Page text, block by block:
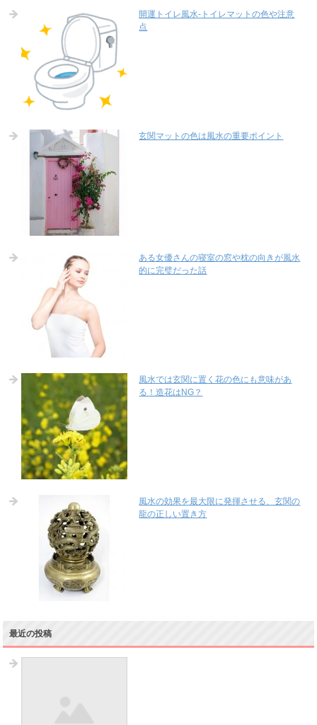
開運トイレ風水-トイレマットの色や注意
点
玄関マットの色は風水の重要ポイント
ある女優さんの寝室の窓や枕の向きが風水
的に完璧だった話
風水では玄関に置く花の色にも意味があ
る！造花はNG？
風水の効果を最大限に発揮させる、玄関の
龍の正しい置き方
最近の投稿